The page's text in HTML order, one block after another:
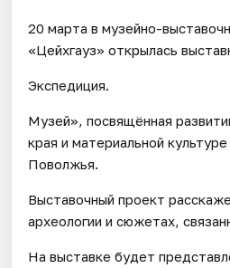
20 марта в музейно-
«Цейхгауз» открылась
Экспедиция.
Музей», посвящённая
края и материальной
Поволжья.
Выставочный проект
археологии и сюжетах,
На выставке будет